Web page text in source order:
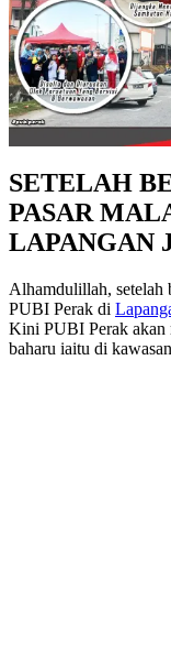
SETELAH
PASAR
LAPANGAN
Alhamdulillah, setelah
PUBI Perak di
Kini PUBI Perak akan
baharu iaitu di